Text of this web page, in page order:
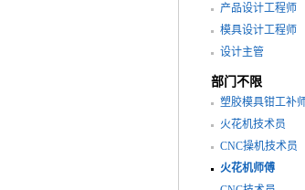
产品设计工程师
模具设计工程师
设计主管
部门不限
塑胶模具钳工补
火花机技术员
CNC操机技术员
火花机师傅